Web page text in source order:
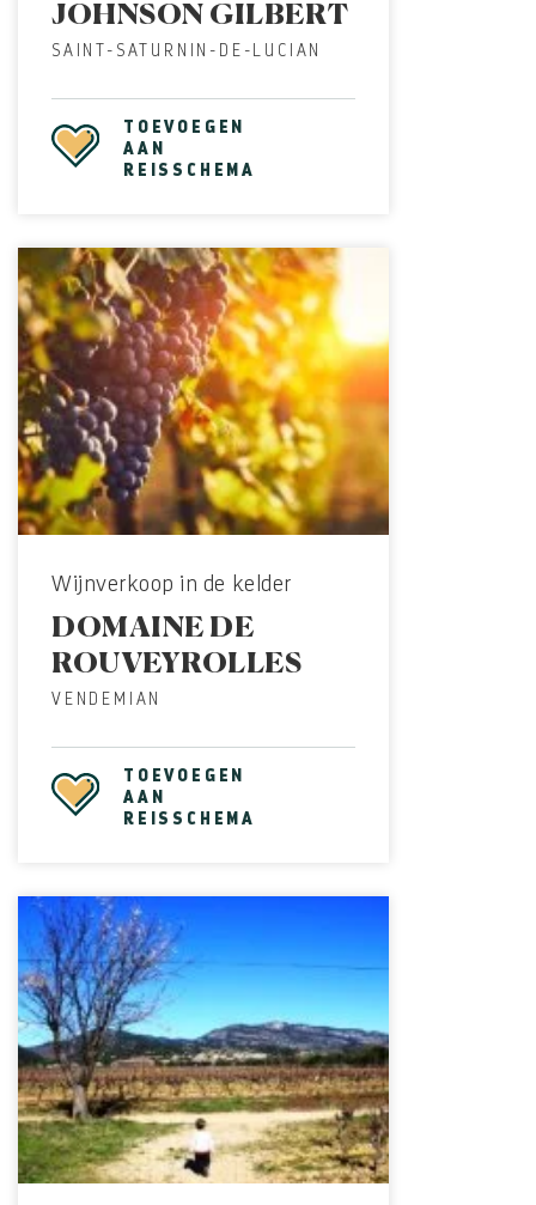
JOHNSON GILBERT
SAINT-SATURNIN-DE-LUCIAN
TOEVOEGEN
AAN
REISSCHEMA
Wijnverkoop in de kelder
DOMAINE DE
ROUVEYROLLES
VENDEMIAN
TOEVOEGEN
AAN
REISSCHEMA